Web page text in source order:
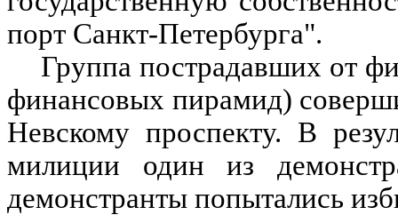
порт Санкт-Петербурга".
Группа пострадавших от
финансовых пирамид)
Невскому проспекту. В
милиции один из
демонстранты попытались